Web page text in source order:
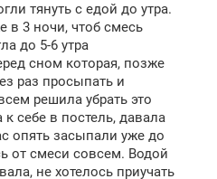
тянуть с едой до утра.
в 3 ночи, чтоб смесь
до 5-6 утра
сном которая, позже
раз просыпать и
решила убрать это
себе в постель, давала
опять засыпали уже до
от смеси совсем. Водой
не хотелось приучать